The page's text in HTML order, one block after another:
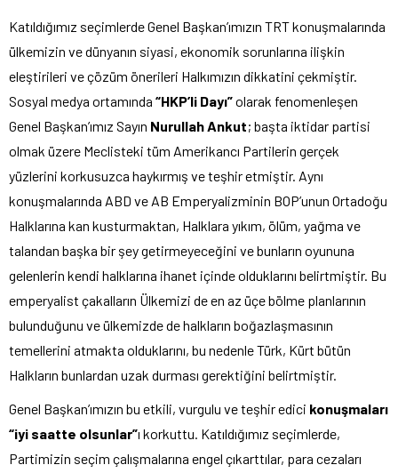
Katıldığımız seçimlerde Genel Başkan’ımızın TRT konuşmalarında
ülkemizin ve dünyanın siyasi, ekonomik sorunlarına ilişkin
eleştirileri ve çözüm önerileri Halkımızın dikkatini çekmiştir.
Sosyal medya ortamında “HKP’li Dayı”olarak fenomenleşen
Genel Başkan’ımız Sayın Nurullah Ankut; başta iktidar partisi
olmak üzere Meclisteki tüm Amerikancı Partilerin gerçek
yüzlerini korkusuzca haykırmış ve teşhir etmiştir. Aynı
konuşmalarında ABD ve AB Emperyalizminin BOP’unun Ortadoğu
Halklarına kan kusturmaktan, Halklara yıkım, ölüm, yağma ve
talandan başka bir şey getirmeyeceğini ve bunların oyununa
gelenlerin kendi halklarına ihanet içinde olduklarını belirtmiştir. Bu
emperyalist çakalların Ülkemizi de en az üçe bölme planlarının
bulunduğunu ve ülkemizde de halkların boğazlaşmasının
temellerini atmakta olduklarını, bu nedenle Türk, Kürt bütün
Halkların bunlardan uzak durması gerektiğini belirtmiştir.
Genel Başkan’ımızın bu etkili, vurgulu ve teşhir edici konuşmaları
“iyi saatte olsunlar”ı korkuttu. Katıldığımız seçimlerde,
Partimizin seçim çalışmalarına engel çıkarttılar, para cezaları